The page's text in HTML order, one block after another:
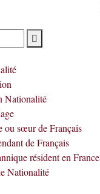
Nationalité
ou sœur de Français
de Français
résident en France
Nationalité